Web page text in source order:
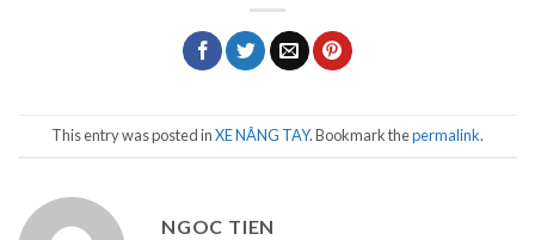
This entry was posted inXE NÂNG TAY. Bookmark thepermalink.
NGOC TIEN